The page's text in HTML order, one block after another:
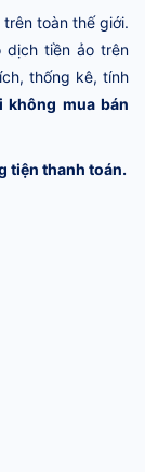
toàn thế giới.
dịch tiền ảo trên
thống kê, tính
không mua bán
tiện thanh toán.